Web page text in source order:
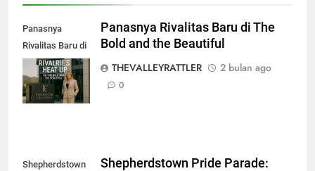
Panasnya
Rivalitas Baru di
The Bold and the
Beautiful
Panasnya Rivalitas Baru di The
Bold and the Beautiful
THEVALLEYRATTLER
2 bulan ago
0
Shepherdstown
Shepherdstown Pride Parade: